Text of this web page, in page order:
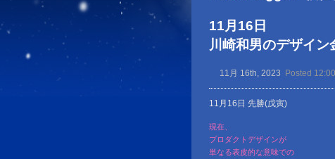
11月16日
川崎和男のデザイ
11月 16th, 2023 Posted
11月16日 先勝(戊寅)
現在、
プロダクトデザインが
単なる表皮的な意味での